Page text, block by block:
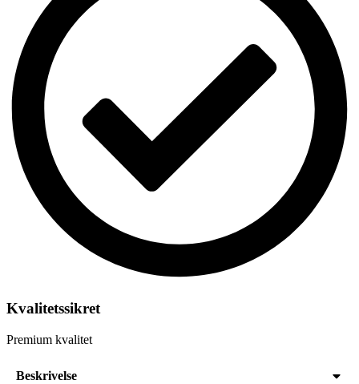
Kvalitetssikret
Premium kvalitet
Beskrivelse